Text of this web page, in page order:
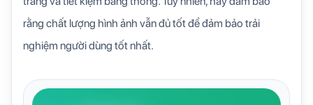
rằng chất lượng hình ảnh vẫn đủ tốt để đảm bảo trải
nghiệm người dùng tốt nhất.